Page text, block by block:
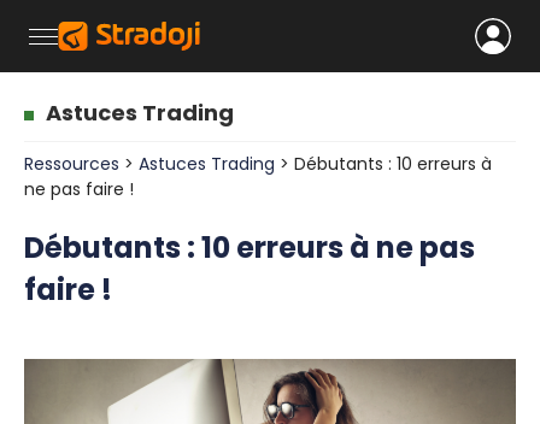
Astuces Trading
Ressources > Astuces Trading > Débutants : 10 erreurs à
ne pas faire !
Débutants : 10 erreurs à ne pas
faire !